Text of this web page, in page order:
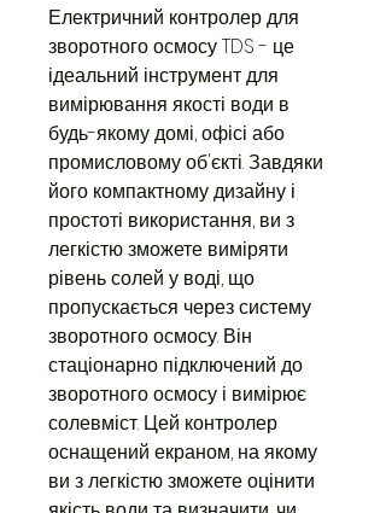
Електричний контролер для
зворотного осмосу TDS - це
ідеальний інструмент для
вимірювання якості води в
будь-якому домі, офісі або
промисловому об'єкті. Завдяки
його компактному дизайну і
простоті використання, ви з
легкістю зможете виміряти
рівень солей у воді, що
пропускається через систему
зворотного осмосу. Він
стаціонарно підключений до
зворотного осмосу і вимірює
солевміст. Цей контролер
оснащений екраном, на якому
ви з легкістю зможете оцінити